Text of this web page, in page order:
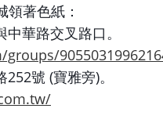
領著色紙：
中華路交叉路口。
252號 (寶雅旁)。